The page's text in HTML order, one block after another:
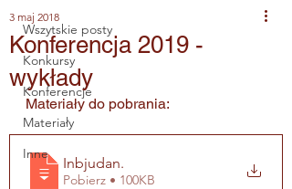
Wszytskie posty
Konkursy
Konferencje
Materiały
Inne
Konferencja 2019 -
wykłady
3 maj 2018
Materiały do pobrania:
Inbjudan.
Pobierz • 100KB